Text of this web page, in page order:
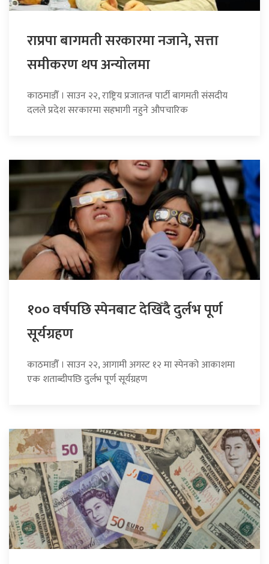
राप्रपा बागमती सरकारमा नजाने, सत्ता
समीकरण थप अन्योलमा
काठमाडौँ । साउन २२, राष्ट्रिय प्रजातन्त्र पार्टी बागमती संसदीय
दलले प्रदेश सरकारमा सहभागी नहुने औपचारिक
१०० वर्षपछि स्पेनबाट देखिँदै दुर्लभ पूर्ण
सूर्यग्रहण
काठमाडौँ । साउन २२, आगामी अगस्ट १२ मा स्पेनको आकाशमा
एक शताब्दीपछि दुर्लभ पूर्ण सूर्यग्रहण